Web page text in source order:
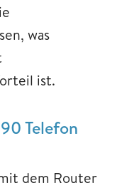
was
ist.
Telefon
dem Router